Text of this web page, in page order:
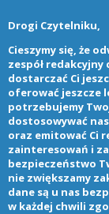
Drogi Czytelniku,
Cieszymy się, że
zespół redakcyjny
dostarczać Ci
oferować jeszcze
potrzebujemy
dostosowywać
oraz emitować Ci
zainteresowań i
bezpieczeństwo
nie zwiększamy
dane są u nas
w każdej chwili